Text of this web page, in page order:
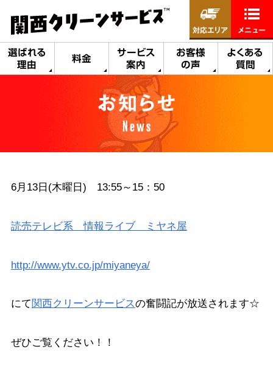
選ばれる
理由
料金
サービス
案内
お客様
の声
よくある
質問
対応エリア メニュー
お知らせ
News
6月13日(木曜日) 13:55～15：50
読売テレビ系 情報ライブ ミヤネ屋
http://www.ytv.co.jp/miyaneya/
にて関西クリーンサービスの奮闘記が放送されます☆
ぜひご覧ください！！